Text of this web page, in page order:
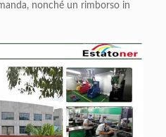
nonché un rimborso in